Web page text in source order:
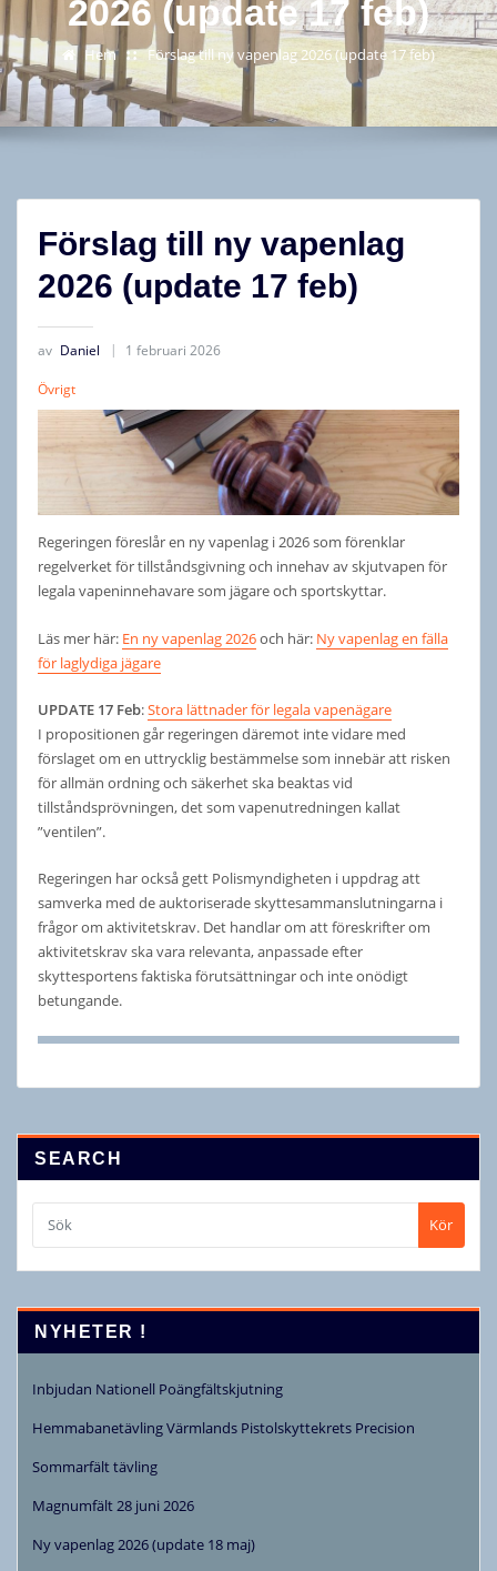
2026 (update 17 feb)
Hem Förslag till ny vapenlag 2026 (update 17 feb)
Förslag till ny vapenlag
2026 (update 17 feb)
av Daniel 1 februari 2026
Övrigt
Regeringen föreslår en ny vapenlag i 2026 som förenklar
regelverket för tillståndsgivning och innehav av skjutvapen för
legala vapeninnehavare som jägare och sportskyttar.
Läs mer här: En ny vapenlag 2026och här: Ny vapenlag en fälla
för laglydiga jägare
UPDATE 17 Feb:Stora lättnader för legala vapenägare
I propositionen går regeringen däremot inte vidare med
förslaget om en uttrycklig bestämmelse som innebär att risken
för allmän ordning och säkerhet ska beaktas vid
tillståndsprövningen, det som vapenutredningen kallat
”ventilen”.
Regeringen har också gett Polismyndigheten i uppdrag att
samverka med de auktoriserade skyttesammanslutningarna i
frågor om aktivitetskrav. Det handlar om att föreskrifter om
aktivitetskrav ska vara relevanta, anpassade efter
skyttesportens faktiska förutsättningar och inte onödigt
betungande.
SEARCH
Kör
NYHETER !
Inbjudan Nationell Poängfältskjutning
Hemmabanetävling Värmlands Pistolskyttekrets Precision
Sommarfält tävling
Magnumfält 28 juni 2026
Ny vapenlag 2026 (update 18 maj)